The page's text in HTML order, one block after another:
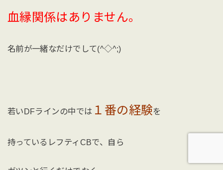
血縁関係はありません。
名前が一緒なだけでして(^◇^;)
若いDFラインの中では １番の経験を
持っているレフティCBで、自ら